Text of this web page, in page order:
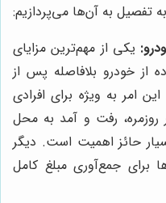
تفصیل به آن‌ها می‌پردازیم:
یکی از مهم‌ترین مزایای
از خودرو بلافاصله پس از
امر به ویژه برای افرادی
روزمره، رفت و آمد به محل
حائز اهمیت است. دیگر
برای جمع‌آوری مبلغ کامل